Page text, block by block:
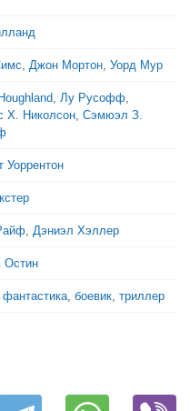
, Джон Мортон, Уорд Мур
, Лу Русофф,
Х. Николсон, Сэмюэл З.
Уоррентон
, Дэниэл Хэллер
Остин
фантастика, боевик, триллер